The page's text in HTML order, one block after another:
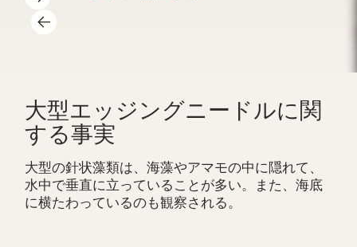
大型エッジングニードルに関
する事実
大型の針状藻類は、海藻やアマモの中に隠れて、
水中で垂直に立っていることが多い。また、海底
に横たわっているのも観察される。